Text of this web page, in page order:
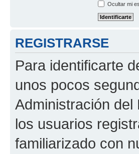
Ocultar mi
REGISTRARSE
Para identificarte
unos pocos
Administración
los usuarios
familiarizado con